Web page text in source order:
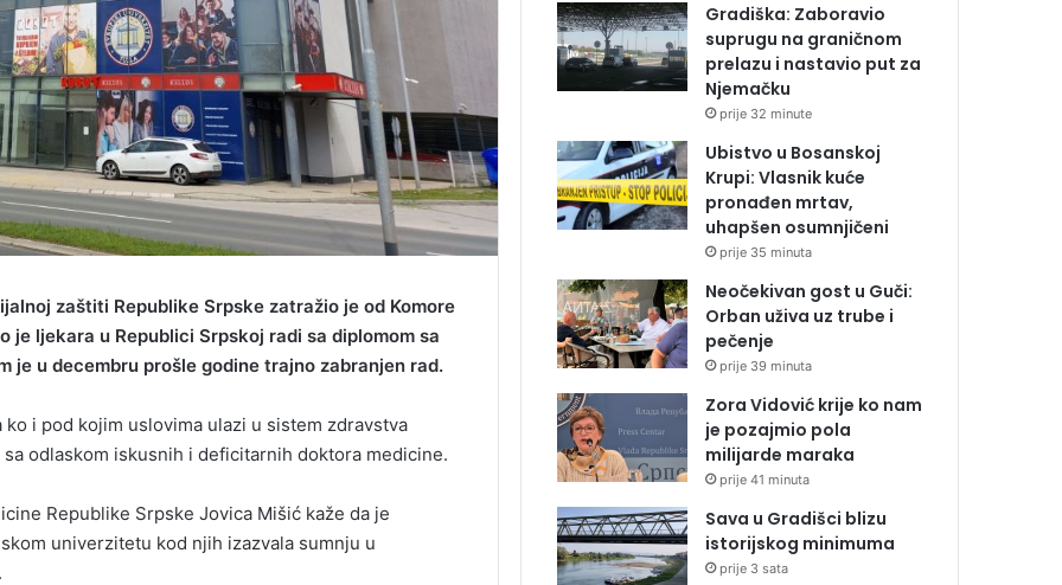
zaštiti Republike Srpske zatražio je od Komore
ljekara u Republici Srpskoj radi sa diplomom sa
je u decembru prošle godine trajno zabranjen rad.
i pod kojim uslovima ulazi u sistem zdravstva
odlaskom iskusnih i deficitarnih doktora medicine.
Republike Srpske Jovica Mišić kaže da je
univerzitetu kod njih izazvala sumnju u
Gradiška: Zaboravio
suprugu na graničnom
prelazu i nastavio put za
Njemačku
prije 32 minute
Ubistvo u Bosanskoj
Krupi: Vlasnik kuće
pronađen mrtav,
uhapšen osumnjičeni
prije 35 minuta
Neočekivan gost u Guči:
Orban uživa uz trube i
pečenje
prije 39 minuta
Zora Vidović krije ko nam
je pozajmio pola
milijarde maraka
prije 41 minuta
Sava u Gradišci blizu
istorijskog minimuma
prije 3 sata